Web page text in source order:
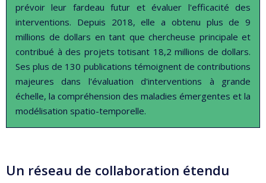
prévoir leur fardeau futur et évaluer l'efficacité des
interventions. Depuis 2018, elle a obtenu plus de 9
millions de dollars en tant que chercheuse principale et
contribué à des projets totisant 18,2 millions de dollars.
Ses plus de 130 publications témoignent de contributions
majeures dans l'évaluation d'interventions à grande
échelle, la compréhension des maladies émergentes et la
modélisation spatio-temporelle.
Un réseau de collaboration étendu